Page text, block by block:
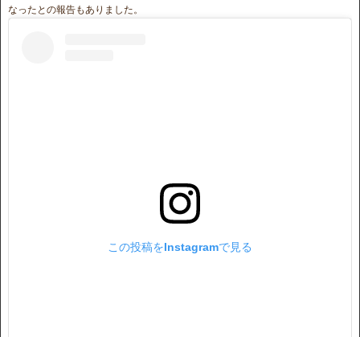
なったとの報告もありました。
この投稿をInstagramで見る